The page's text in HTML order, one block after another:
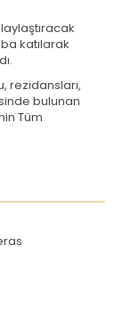
katılarak
rezidansları,
bulunan
Tüm